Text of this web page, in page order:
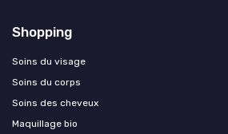
Shopping
Soins du visage
Soins du corps
Soins des cheveux
Maquillage bio